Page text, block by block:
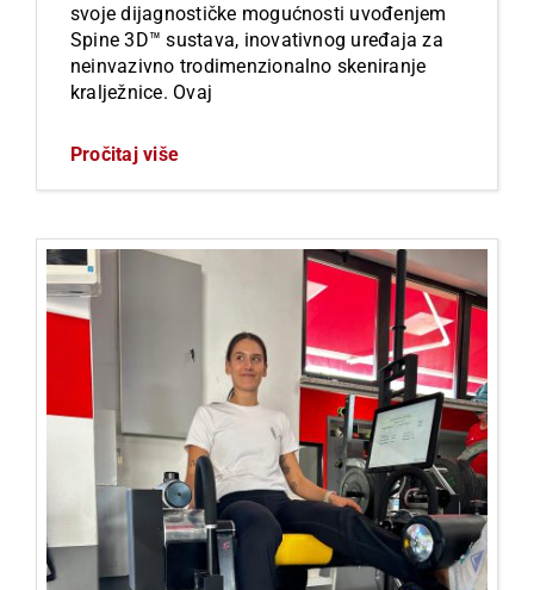
svoje dijagnostičke mogućnosti uvođenjem
Spine 3D™ sustava, inovativnog uređaja za
neinvazivno trodimenzionalno skeniranje
kralježnice. Ovaj
Pročitaj više